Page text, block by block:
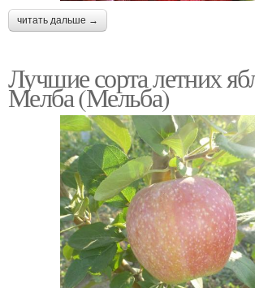
читать дальше →
Лучшие сорта летних
Мелба (Мельба)